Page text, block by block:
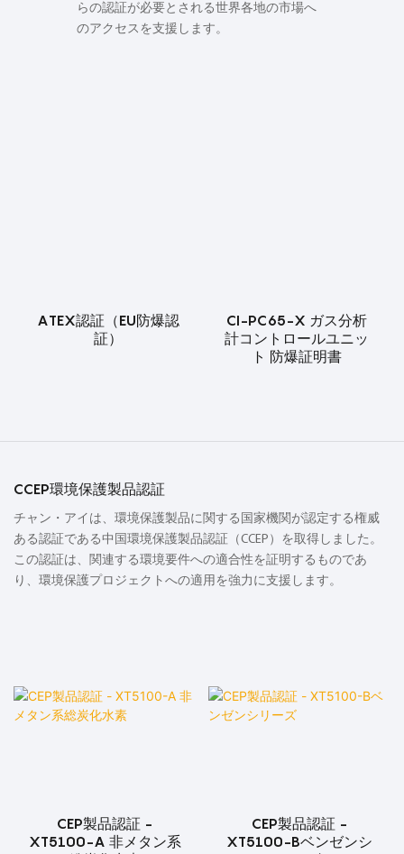
らの認証が必要とされる世界各地の市場へ
のアクセスを支援します。
ATEX認証（EU防爆認
証）
CI-PC65-X ガス分析
計コントロールユニッ
ト 防爆証明書
CCEP環境保護製品認証
チャン・アイは、環境保護製品に関する国家機関が認定する権威
ある認証である中国環境保護製品認証（CCEP）を取得しました。
この認証は、関連する環境要件への適合性を証明するものであ
り、環境保護プロジェクトへの適用を強力に支援します。
CEP製品認証 -
XT5100-A 非メタン系
CEP製品認証 -
XT5100-Bベンゼンシ